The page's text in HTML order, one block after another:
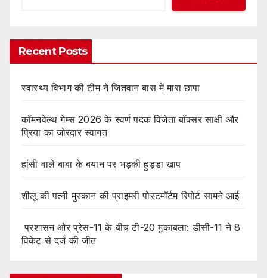
Recent Posts
स्वास्थ्य विभाग की टीम ने जितवान बास में मारा छापा
कॉमनवेल्थ गेम्स 2026 के स्वर्ण पदक विजेता बॉक्सर साक्षी और
प्रिया का जोरदार स्वागत
हांसी वाले बाबा के बयान पर भड़की हुड्डा खाप
शीलू की पत्नी मुस्कान की प्राइमरी पोस्टमॉर्टम रिपोर्ट सामने आई
प्रशासन और प्रेस-11 के बीच टी-20 मुकाबला: डीसी-11 ने 8
विकेट से दर्ज की जीत